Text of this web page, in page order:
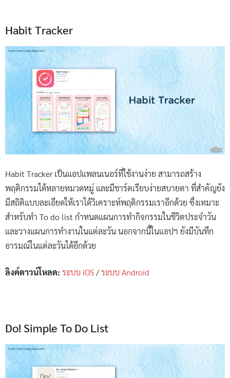
Habit Tracker
Habit Tracker เป็นแอปแพลนเนอร์ที่ใช้งานง่าย สามารถสร้าง
พฤติกรรมได้หลายหมวดหมู่ และมีชาร์ตเรียบง่ายสบายตา ที่สำคัญยัง
มีสถิติแบบละเอียดให้เราได้วิเคราะห์พฤติกรรมเราอีกด้วย ซึ่งเหมาะ
สำหรับทำ To do list กำหนดแผนการทำกิจกรรมในชีวิตประจำวัน
และวางแผนการทำงานในแต่ละวัน นอกจากนี้ในแอปฯ ยังมีบันทึก
อารมณ์ในแต่ละวันได้อีกด้วย
ลิงค์ดาวน์โหลด: ระบบ iOS/ระบบ Android
Do! Simple To Do List